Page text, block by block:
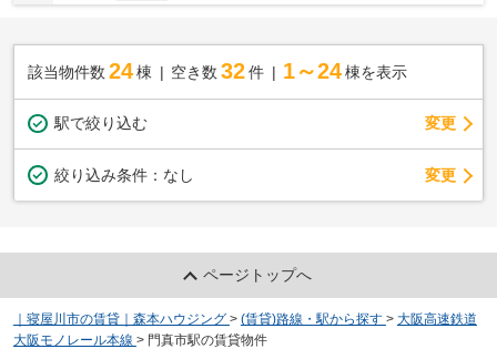
該当物件数 24棟 空き数 32 件 1～24 棟を表示
駅で絞り込む 変更
絞り込み条件： なし 変更
ページトップへ
｜寝屋川市の賃貸｜森本ハウジング > (賃貸)路線・駅から探す > 大阪高速鉄道
大阪モノレール本線 > 門真市駅の賃貸物件